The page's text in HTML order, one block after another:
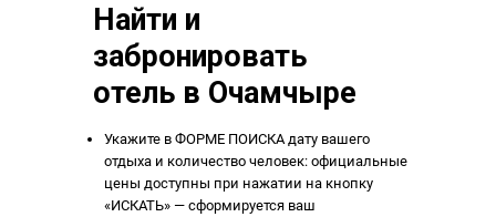
Найти и
забронировать
отель в Очамчыре
Укажите в ФОРМЕ ПОИСКА дату вашего
отдыха и количество человек: официальные
цены доступны при нажатии на кнопку
«ИСКАТЬ» — сформируется ваш